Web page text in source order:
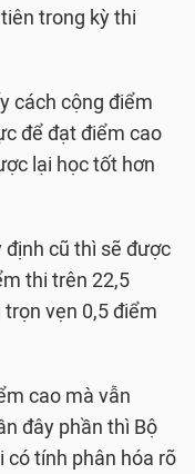
trong kỳ thi
cách cộng điểm
để đạt điểm cao
lại học tốt hơn
định cũ thì sẽ được
thi trên 22,5
vẹn 0,5 điểm
cao mà vẫn
đây phần thì Bộ
có tính phân hóa rõ